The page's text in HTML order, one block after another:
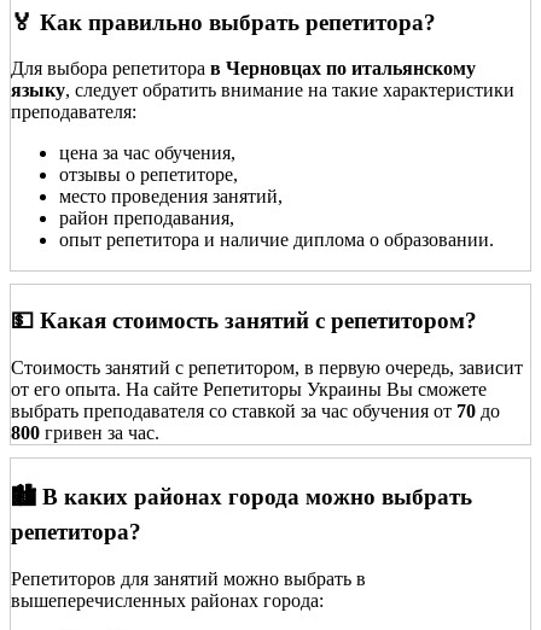
🏅 Как правильно выбрать репетитора?
Для выбора репетитора в Черновцах по итальянскому
языку, следует обратить внимание на такие характеристики
преподавателя:
цена за час обучения,
отзывы о репетиторе,
место проведения занятий,
район преподавания,
опыт репетитора и наличие диплома о образовании.
💵 Какая стоимость занятий с репетитором?
Стоимость занятий с репетитором, в первую очередь, зависит
от его опыта. На сайте Репетиторы Украины Вы сможете
выбрать преподавателя со ставкой за час обучения от 70 до
800 гривен за час.
🏙️ В каких районах города можно выбрать
репетитора?
Репетиторов для занятий можно выбрать в
вышеперечисленных районах города: